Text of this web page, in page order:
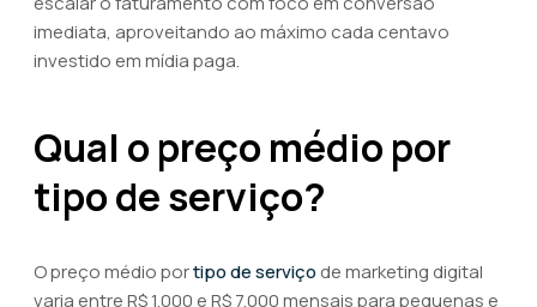
imediata, aproveitando ao máximo cada centavo
investido em mídia paga.
Qual o preço médio por
tipo de serviço?
O preço médio portipo de serviço de marketing digital
varia entre R$ 1.000 e R$ 7.000 mensais para pequenas e